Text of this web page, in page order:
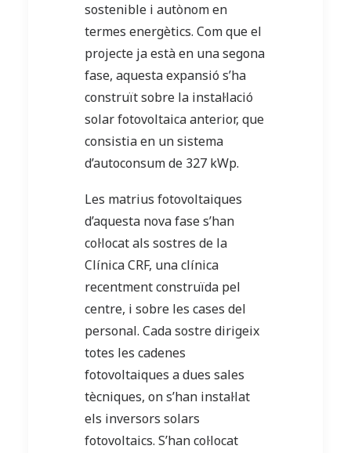
sostenible i autònom en
termes energètics. Com que el
projecte ja està en una segona
fase, aquesta expansió s’ha
construït sobre la instal·lació
solar fotovoltaica anterior, que
consistia en un sistema
d’autoconsum de 327 kWp.
Les matrius fotovoltaiques
d’aquesta nova fase s’han
col·locat als sostres de la
Clínica CRF, una clínica
recentment construïda pel
centre, i sobre les cases del
personal. Cada sostre dirigeix
totes les cadenes
fotovoltaiques a dues sales
tècniques, on s’han instal·lat
els inversors solars
fotovoltaics. S’han col·locat